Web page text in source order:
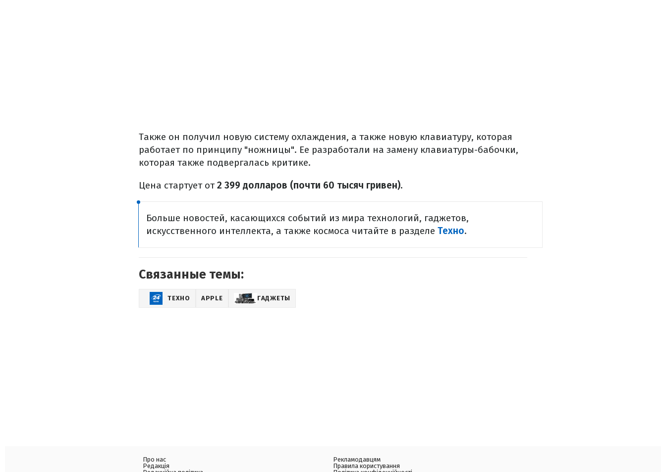
Также он получил новую систему охлаждения, а также новую клавиатуру, которая
работает по принципу "ножницы". Ее разработали на замену клавиатуры-бабочки,
которая также подвергалась критике.
Цена стартует от2 399 долларов (почти 60 тысяч гривен).
Больше новостей, касающихся событий из мира технологий, гаджетов,
искусственного интеллекта, а также космоса читайте в разделе Техно.
Связанные темы:
ТЕХНО APPLE ГАДЖЕТЫ
Про нас
Редакція
Рекламодавцям
Правила користування